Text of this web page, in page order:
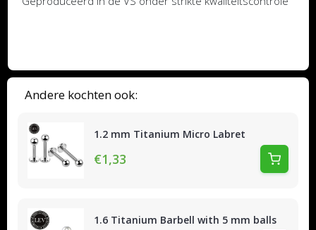
Andere kochten ook:
1.2 mm Titanium Micro Labret
€1,33
1.6 Titanium Barbell with 5 mm balls